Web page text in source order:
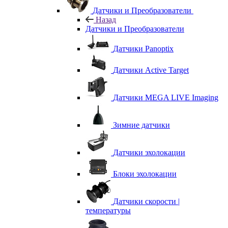
Датчики и Преобразователи
Назад
Датчики и Преобразователи
Датчики Panoptix
Датчики Active Target
Датчики MEGA LIVE Imaging
Зимние датчики
Датчики эхолокации
Блоки эхолокации
Датчики скорости |
температуры